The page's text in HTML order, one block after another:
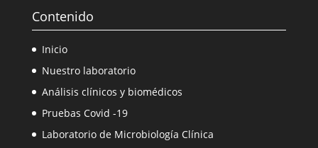
Contenido
Inicio
Nuestro laboratorio
Análisis clínicos y biomédicos
Pruebas Covid -19
Laboratorio de Microbiología Clínica